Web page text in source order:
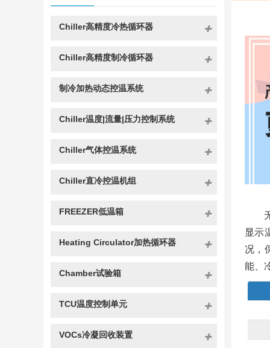
显示
况，
能、
Chiller高精度冷热循环器
Chiller高精度制冷循环器
制冷加热动态控温系统
Chiller温度|流量|压力控制系统
Chiller气体控温系统
Chiller直冷控温机组
FREEZER低温箱
Heating Circulator加热循环器
Chamber试验箱
TCU温度控制单元
VOCs冷凝回收装置